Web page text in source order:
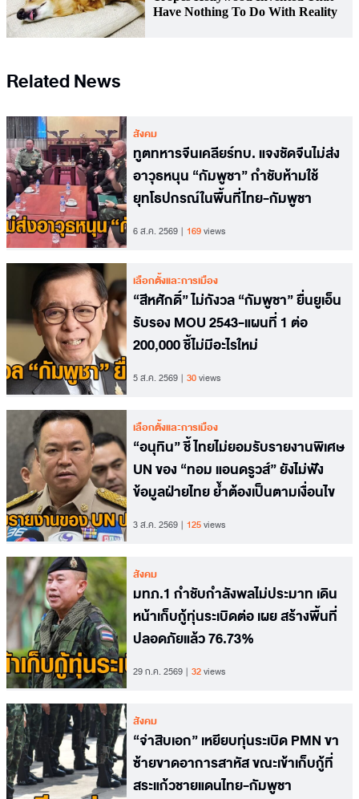
Related News
สังคม
ทูตทหารจีนเคลียร์ทบ. แจงชัดจีนไม่ส่ง
อาวุธหนุน “กัมพูชา” กำชับห้ามใช้
ยุทโธปกรณ์ในพื้นที่ไทย-กัมพูชา
6 ส.ค. 2569 169views
เลือกตั้งและการเมือง
“สีหศักดิ์” ไม่กังวล “กัมพูชา” ยื่นยูเอ็น
รับรอง MOU 2543-แผนที่ 1 ต่อ
200,000 ชี้ไม่มีอะไรใหม่
5 ส.ค. 2569 30views
เลือกตั้งและการเมือง
“อนุทิน” ชี้ ไทยไม่ยอมรับรายงานพิเศษ
UN ของ “ทอม แอนดรูวส์” ยังไม่ฟัง
ข้อมูลฝ่ายไทย ย้ำต้องเป็นตามเงื่อนไข
3 ส.ค. 2569 125views
สังคม
มทภ.1 กำชับกำลังพลไม่ประมาท เดิน
หน้าเก็บกู้ทุ่นระเบิดต่อ เผย สร้างพื้นที่
ปลอดภัยแล้ว 76.73%
29 ก.ค. 2569 32views
สังคม
“จ่าสิบเอก” เหยียบทุ่นระเบิด PMN ขา
ซ้ายขาดอาการสาหัส ขณะเข้าเก็บกู้ที่
สระแก้วชายแดนไทย-กัมพูชา